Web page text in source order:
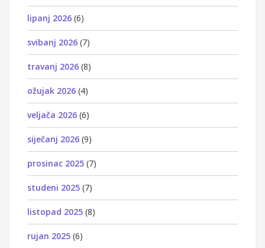
lipanj 2026 (6)
svibanj 2026 (7)
travanj 2026 (8)
ožujak 2026 (4)
veljača 2026 (6)
siječanj 2026 (9)
prosinac 2025 (7)
studeni 2025 (7)
listopad 2025 (8)
rujan 2025 (6)